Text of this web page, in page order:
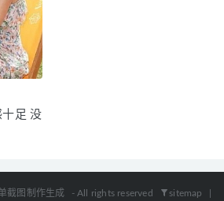
足 没
截图制作生成 - All rights reserved sitemap
你穿出腿长二米八的即视感
」鞋款上架发售，压马路佳选
“冰淇淋”主题鞋款及潮袜礼盒开售